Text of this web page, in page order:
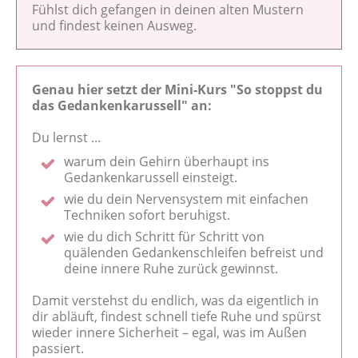
Fühlst dich gefangen in deinen alten Mustern
und findest keinen Ausweg.
Genau hier setzt der Mini-Kurs "So stoppst du
das Gedankenkarussell" an:
Du lernst ...
warum dein Gehirn überhaupt ins
Gedankenkarussell einsteigt.
wie du dein Nervensystem mit einfachen
Techniken sofort beruhigst.
wie du dich Schritt für Schritt von
quälenden Gedankenschleifen befreist und
deine innere Ruhe zurück gewinnst.
Damit verstehst du endlich, was da eigentlich in
dir abläuft, findest schnell tiefe Ruhe und spürst
wieder innere Sicherheit – egal, was im Außen
passiert.